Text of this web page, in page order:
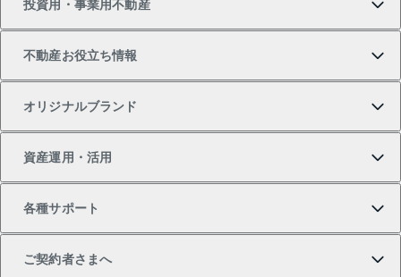
中古マンションの購入
一戸建ての売却・査定
物件を借りる
貸したいTOP
投資用・事業用不動産
不動産お役立ち情報
オリジナルブランド
一棟リノベーションマンション L`GENTE（ルジェン
テ）
資産運用・活用
各種サポート
ご契約者さまへ